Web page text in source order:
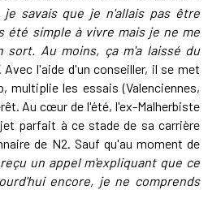
je savais que je n'allais pas être
été simple à vivre mais je ne me
sort. Au moins, ça m'a laissé du
Avec l'aide d'un conseiller, il se met
multiplie les essais (Valenciennes,
Au cœur de l'été, l'ex-Malherbiste
parfait à ce stade de sa carrière
de N2. Sauf qu'au moment de
un appel m'expliquant que ce
encore, je ne comprends